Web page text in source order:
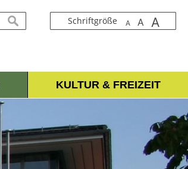
Schriftgröße A A A
suchen
KULTUR & FREIZEIT